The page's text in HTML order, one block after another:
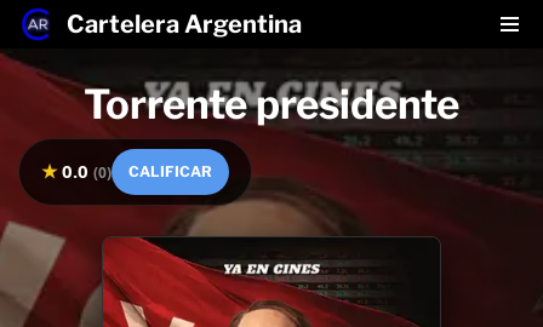
Saltar
contenido
Cartelera Argentina
Torrente presidente
★ 0.0 (0) CALIFICAR